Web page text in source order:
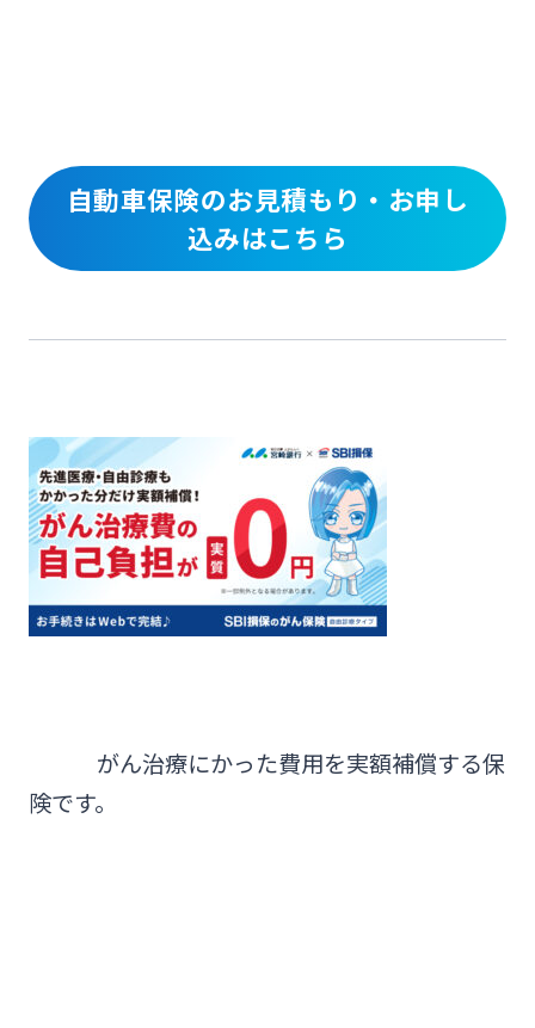
自動車保険のお見積もり・お申し
込みはこちら
がん治療にかった費用を実額補償する保
険です。